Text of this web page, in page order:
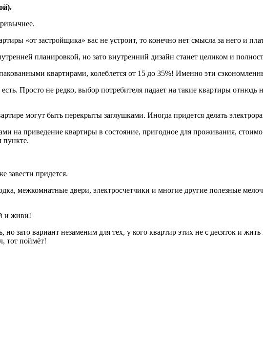
«от застройщика» вас не устроит, то конечно нет смысла за него и
планировкой, но зато внутренний дизайн станет целиком и
квартирами, колеблется от 15 до 35%! Именно эти
Просто не редко, выбор потребителя падает на такие квартиры отнюдь
могут быть перекрыты заглушками. Иногда придется делать
на приведение квартиры в состояние, пригодное для проживания,
пункте.
завести придется.
межкомнатные двери, электросчетчики и многие другие полезные
и живи!
но зато вариант незаменим для тех, у кого квартир этих не с десяток и
тот поймёт!